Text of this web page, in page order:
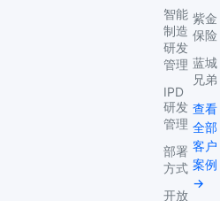
智能
制造
研发
管理
IPD
研发
管理
部署
方式
开放
紫金
保险
蓝城
兄弟
查看
全部
客户
案例
→